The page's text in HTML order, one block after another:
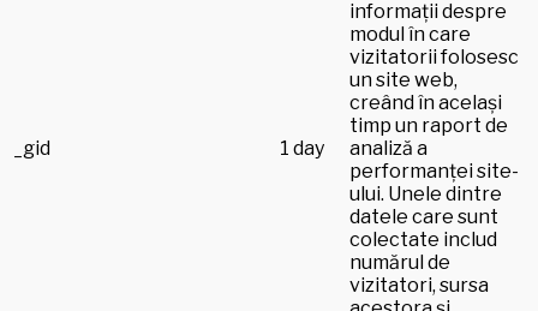
_gid 1 day
informații despre
modul în care
vizitatorii folosesc
un site web,
creând în același
timp un raport de
analiză a
performanței site-
ului. Unele dintre
datele care sunt
colectate includ
numărul de
vizitatori, sursa